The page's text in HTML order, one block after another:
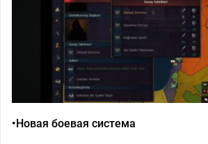
•Новая боевая система